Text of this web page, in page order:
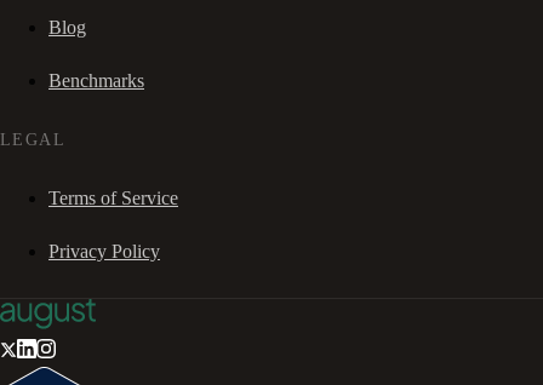
Blog
Benchmarks
LEGAL
Terms of Service
Privacy Policy